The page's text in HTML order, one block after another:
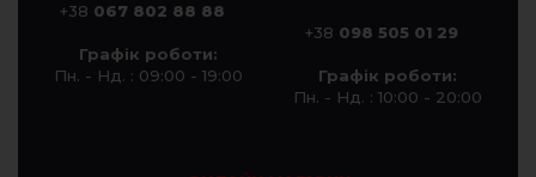
+38 067 802 88 88
Графік роботи:
Пн. - Нд. : 09:00 - 19:00
+38 098 505 01 29
Графік роботи:
Пн. - Нд. : 10:00 - 20:00